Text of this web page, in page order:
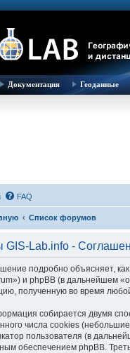
Документация Геоданные
FAQ
Список форумов
Lab.info -
подробно объясняет,
и phpBB (в дальнейшем
полученную во время
собирается двумя
числа cookies
пользователя (в
обеспечением phpBB.